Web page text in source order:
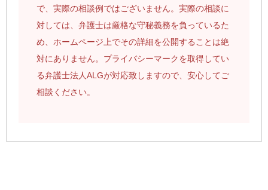
で、実際の相談例ではございません。実際の相談に
対しては、弁護士は厳格な守秘義務を負っているた
め、ホームページ上でその詳細を公開することは絶
対にありません。プライバシーマークを取得してい
る弁護士法人ALGが対応致しますので、安心してご
相談ください。